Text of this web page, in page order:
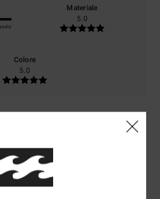
Materiale
5.0
Colore
5.0
5